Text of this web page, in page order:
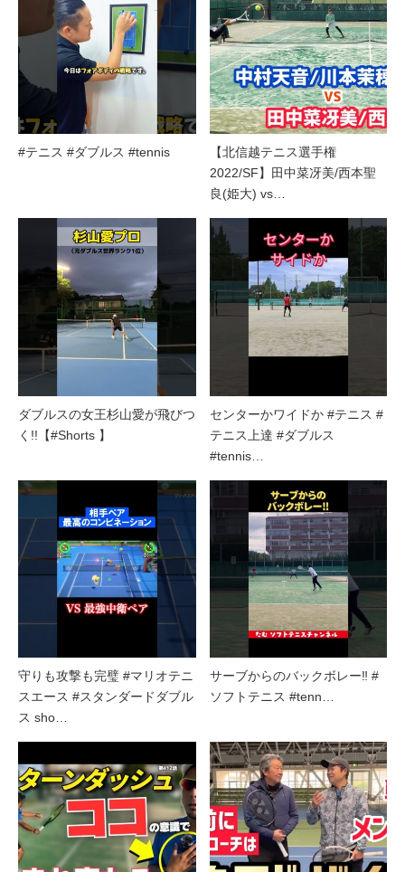
#テニス #ダブルス #tennis
【北信越テニス選手権
2022/SF】田中菜冴美/西本聖
良(姫大) vs…
ダブルスの女王杉山愛が飛びつ
く!!【#Shorts 】
センターかワイドか #テニス #
テニス上達 #ダブルス
#tennis…
守りも攻撃も完璧 #マリオテニ
スエース #スタンダードダブル
ス sho…
サーブからのバックボレー‼︎ #
ソフトテニス #tenn…